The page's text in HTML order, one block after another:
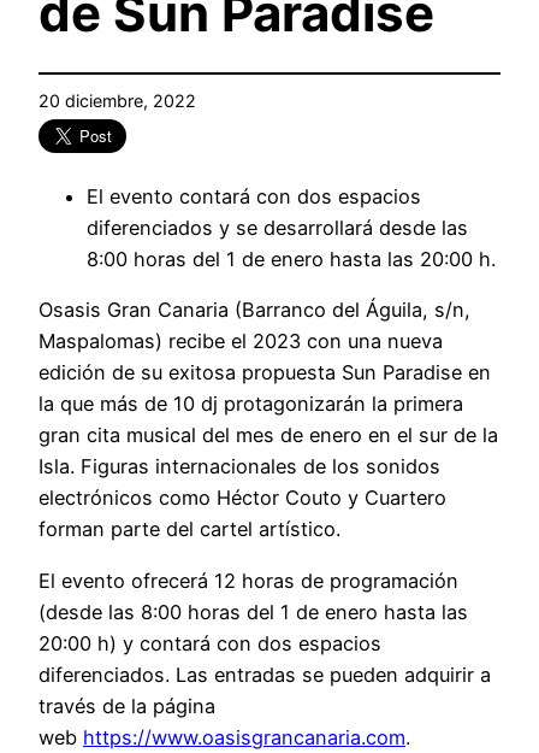
de Sun Paradise
20 diciembre, 2022
El evento contará con dos espacios
diferenciados y se desarrollará desde las
8:00 horas del 1 de enero hasta las 20:00 h.
Osasis Gran Canaria (Barranco del Águila, s/n,
Maspalomas) recibe el 2023 con una nueva
edición de su exitosa propuesta Sun Paradise en
la que más de 10 dj protagonizarán la primera
gran cita musical del mes de enero en el sur de la
Isla. Figuras internacionales de los sonidos
electrónicos como Héctor Couto y Cuartero
forman parte del cartel artístico.
El evento ofrecerá 12 horas de programación
(desde las 8:00 horas del 1 de enero hasta las
20:00 h) y contará con dos espacios
diferenciados. Las entradas se pueden adquirir a
través de la página
web https://www.oasisgrancanaria.com.